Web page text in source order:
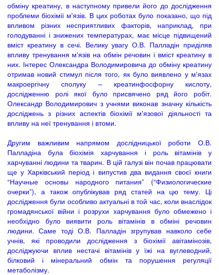
обміну креатину, в наступному привели його до дослідження
проблеми біохімії м'язів. В цих роботах було показано, що під
впливом різних несприятливих факторів, наприклад, при
голодуванні і знижених температурах, має місце підвищений
вміст креатину в сечі. Велику увагу О.В. Палладін приділяв
впливу тренування м'язів на обмін речовин і вміст креатину в
них. Інтерес Олександра Володимировича до обміну креатину
отримав новий стимул після того, як було виявлено у м'язах
макроергічну сполуку – креатинфосфорну кислоту,
дослідженню ролі якої було присвячено ряд його робіт.
Олександр Володимирович з учнями виконав значну кількість
досліджень з різних аспектів біохімії м'язової діяльності та
впливу на неї тренування і втоми.
Другим важливим напрямом дослідницької роботи О.В.
Палладіна була біохімія харчування і роль вітамінів у
харчуванні людини та тварин. В цій галузі він почав працювати
ще у Харківський період і випустив два видання своєї книги
“Научные основы народного питания” (“Физиологические
очерки”), а також опублікував ряд статей на цю тему. Ці
дослідження були особливо актуальні в той час, коли внаслідок
громадянської війни і розрухи харчування було обмежено і
необхідно було виявити роль вітамінів в обміні речовин
людини. Саме тоді О.В. Палладін згрупував навколо себе
учнів, які проводили дослідження з біохімії авітамінозів,
досліджуючи вплив нестачі вітамінів у їжі на вуглеводний,
білковий і мінеральний обмін та порушення регуляції
метаболізму.